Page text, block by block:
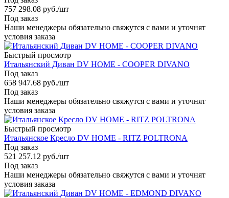
757 298.08 руб./шт
Под заказ
Наши менеджеры обязательно свяжутся с вами и уточнят
условия заказа
Быстрый просмотр
Итальянский Диван DV HOME - COOPER DIVANO
Под заказ
658 947.68 руб./шт
Под заказ
Наши менеджеры обязательно свяжутся с вами и уточнят
условия заказа
Быстрый просмотр
Итальянское Кресло DV HOME - RITZ POLTRONA
Под заказ
521 257.12 руб./шт
Под заказ
Наши менеджеры обязательно свяжутся с вами и уточнят
условия заказа